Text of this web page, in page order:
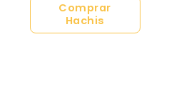
Comprar
Hachis